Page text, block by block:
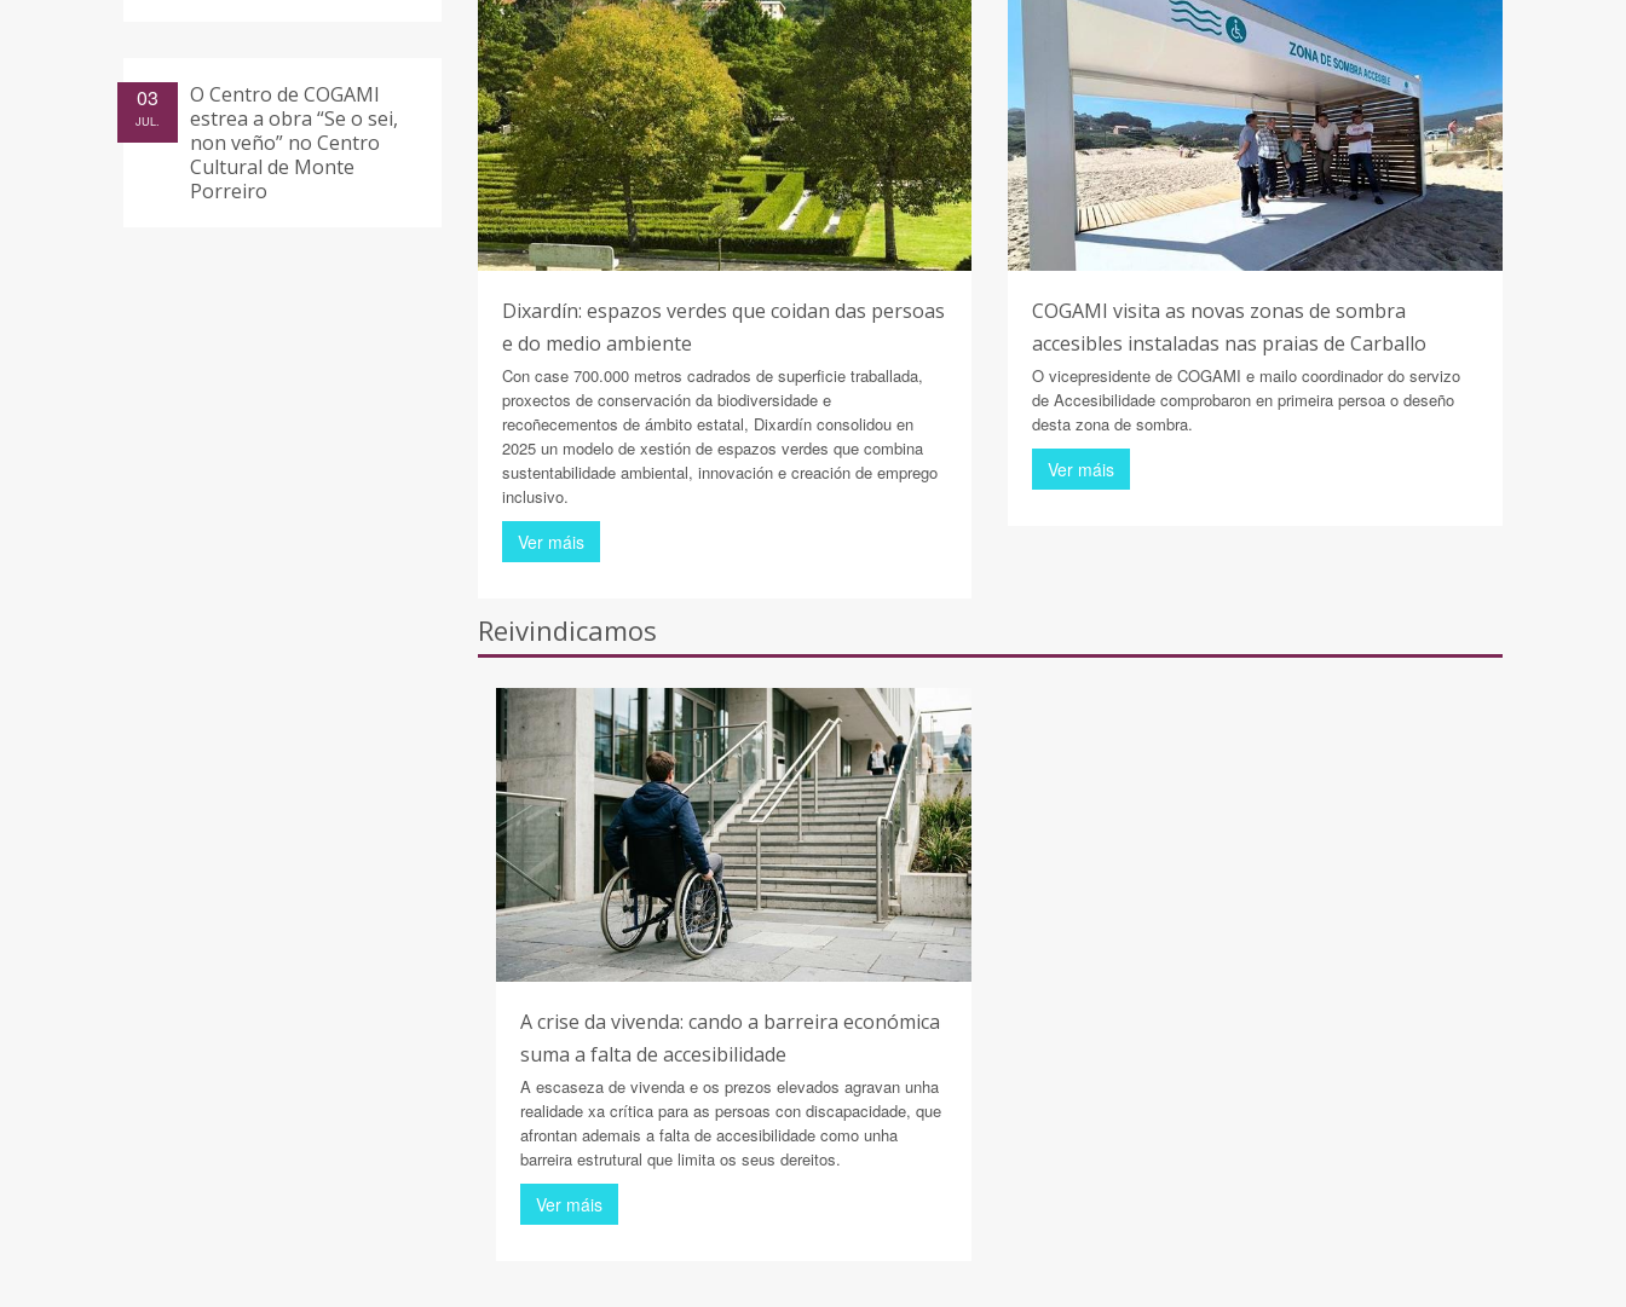
Dixardín: espazos verdes que coidan das persoas
e do medio ambiente
Con case 700.000 metros cadrados de superficie traballada,
proxectos de conservación da biodiversidade e
recoñecementos de ámbito estatal, Dixardín consolidou en
2025 un modelo de xestión de espazos verdes que combina
sustentabilidade ambiental, innovación e creación de emprego
inclusivo.
Ver máis
COGAMI visita as novas zonas de sombra
accesibles instaladas nas praias de Carballo
O vicepresidente de COGAMI e mailo coordinador do servizo
de Accesibilidade comprobaron en primeira persoa o deseño
desta zona de sombra.
Ver máis
Reivindicamos
A crise da vivenda: cando a barreira económica
suma a falta de accesibilidade
A escaseza de vivenda e os prezos elevados agravan unha
realidade xa crítica para as persoas con discapacidade, que
afrontan ademais a falta de accesibilidade como unha
barreira estrutural que limita os seus dereitos.
Ver máis
O Centro de COGAMI
estrea a obra “Se o sei,
non veño” no Centro
Cultural de Monte
Porreiro
03
JUL.